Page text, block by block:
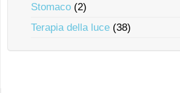
Stomaco (2)
Terapia della luce (38)